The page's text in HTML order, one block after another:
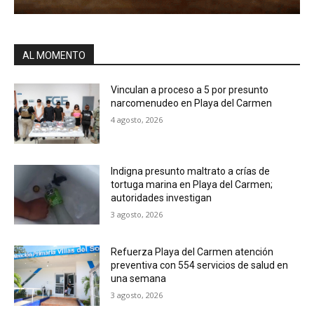
AL MOMENTO
Vinculan a proceso a 5 por presunto
narcomenudeo en Playa del Carmen
4 agosto, 2026
Indigna presunto maltrato a crías de
tortuga marina en Playa del Carmen;
autoridades investigan
3 agosto, 2026
Refuerza Playa del Carmen atención
preventiva con 554 servicios de salud en
una semana
3 agosto, 2026